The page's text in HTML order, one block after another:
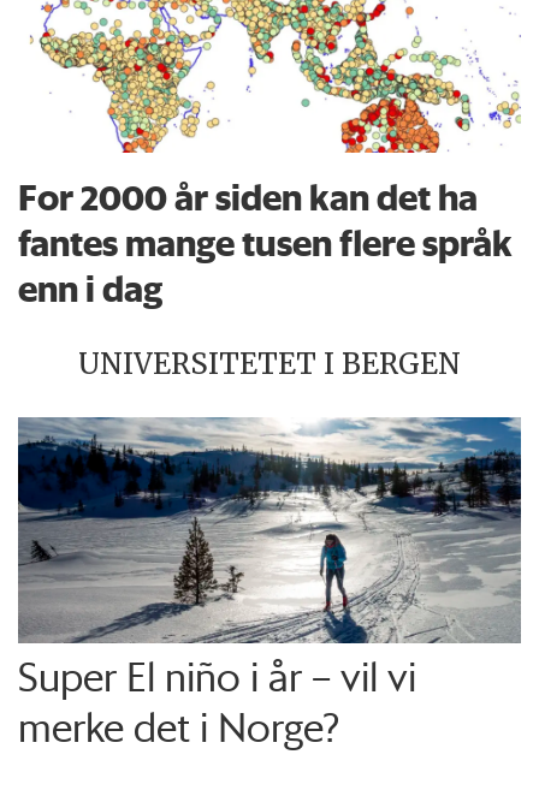
For 2000 år siden kan det ha
fantes mange tusen flere språk
enn i dag
UNIVERSITETET I BERGEN
Super El niño i år – vil vi
merke det i Norge?